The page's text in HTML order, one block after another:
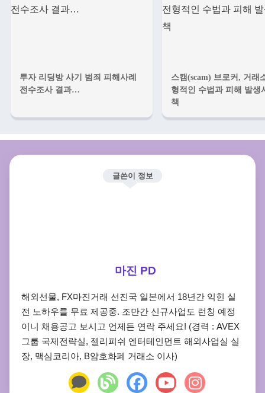
투자 리딩방 사기 범죄 피해사례
전수조사 결과…
스캠(scam) 브로커, 거래
형적인 수법과 피해 발생
책
글쓴이 정보
마진 PD
해외선물, FX마진거래 선진국 일본에서 18년간 익힌 실
전 노하우를 무료 제공중. 조만간 신규사업도 런칭 예정
이니 채용공고 보시고 언제든 연락 주세요! (경력 : AVEX
그룹 국제전략실, 젤리피쉬 엔터테인먼트 해외사업실 실
장, 맥심코리아, B암호화폐 거래소 이사)